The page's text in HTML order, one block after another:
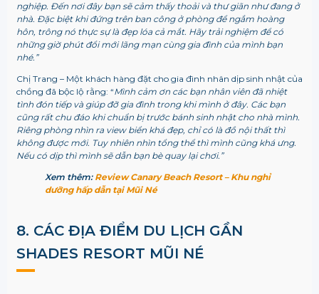
nghiệp. Đến nơi đây bạn sẽ cảm thấy thoải và thư giãn như đang ở
nhà. Đặc biệt khi đứng trên ban công ở phòng để ngắm hoàng
hôn, trông nó thực sự là đẹp lóa cả mắt. Hãy trải nghiệm để có
những giờ phút đổi mới lãng mạn cùng gia đình của mình bạn
nhé.”
Chị Trang – Một khách hàng đặt cho gia đình nhân dịp sinh nhật của
chồng đã bộc lộ rằng: “Mình cảm ơn các bạn nhân viên đã nhiệt
tình đón tiếp và giúp đỡ gia đình trong khi mình ở đây. Các bạn
cũng rất chu đáo khi chuẩn bị trước bánh sinh nhật cho nhà mình.
Riêng phòng nhìn ra view biển khá đẹp, chỉ có là đồ nội thất thì
không được mới. Tuy nhiên nhìn tổng thể thì mình cũng khá ưng.
Nếu có dịp thì mình sẽ dẫn bạn bè quay lại chơi.”
Xem thêm: Review Canary Beach Resort – Khu nghỉ
dưỡng hấp dẫn tại Mũi Né
8. CÁC ĐỊA ĐIỂM DU LỊCH GẦN
SHADES RESORT MŨI NÉ